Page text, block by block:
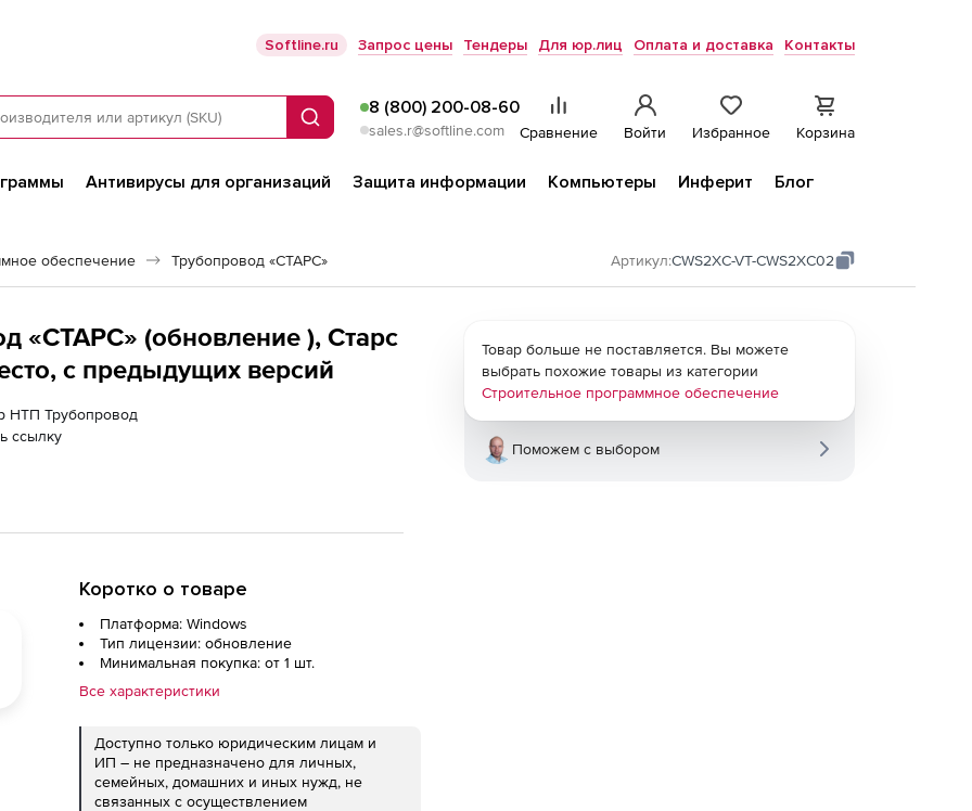
Softline.ru Запрос цены Тендеры Для юр.лиц Оплата и доставка Контакты
Поиск
8 (800) 200-08-60
sales.r@softline.com Сравнение Войти Избранное Корзина
Антивирусы для организаций Защита информации Компьютеры Инферит
Блог
обеспечение Трубопровод «СТАРС» Артикул:CWS2XC-VT-CWS2XC02
«СТАРС» (обновление ), Старс
с предыдущих версий
НТП Трубопровод
ссылку
Коротко о товаре
Платформа: Windows
Тип лицензии: обновление
Минимальная покупка: от 1 шт.
Все характеристики
Доступно только юридическим лицам и
ИП – не предназначено для личных,
семейных, домашних и иных нужд, не
связанных с осуществлением
Товар больше не поставляется. Вы можете
выбрать похожие товары из категории
Строительное программное обеспечение
Поможем с выбором